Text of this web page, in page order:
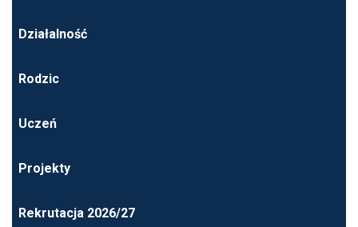
Działalność
Rodzic
Uczeń
Projekty
Rekrutacja 2026/27